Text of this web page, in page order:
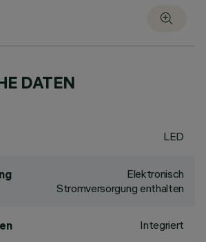
DATEN
LED
Elektronisch
Stromversorgung enthalten
Integriert